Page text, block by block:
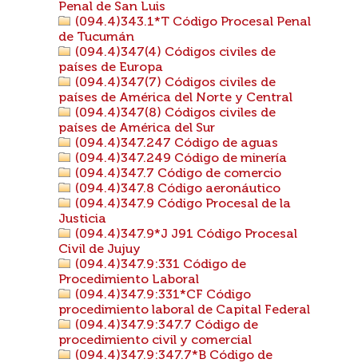
Penal de San Luis
(094.4)343.1*T Código Procesal Penal
de Tucumán
(094.4)347(4) Códigos civiles de
países de Europa
(094.4)347(7) Códigos civiles de
países de América del Norte y Central
(094.4)347(8) Códigos civiles de
países de América del Sur
(094.4)347.247 Código de aguas
(094.4)347.249 Código de minería
(094.4)347.7 Código de comercio
(094.4)347.8 Código aeronáutico
(094.4)347.9 Código Procesal de la
Justicia
(094.4)347.9*J J91 Código Procesal
Civil de Jujuy
(094.4)347.9:331 Código de
Procedimiento Laboral
(094.4)347.9:331*CF Código
procedimiento laboral de Capital Federal
(094.4)347.9:347.7 Código de
procedimiento civil y comercial
(094.4)347.9:347.7*B Código de